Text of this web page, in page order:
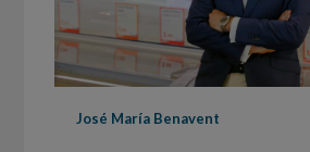
José María Benavent